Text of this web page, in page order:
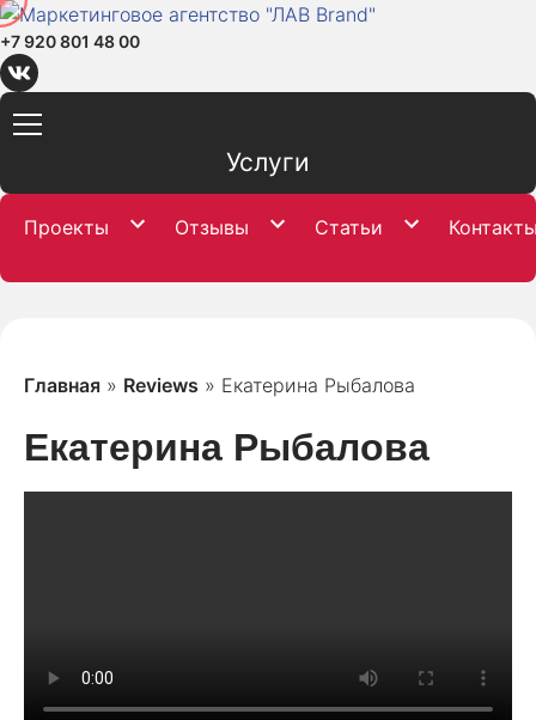
+7 920 801 48 00
Услуги
Проекты Отзывы Статьи
Главная » Reviews » Екатерина Рыбалова
Екатерина Рыбалова